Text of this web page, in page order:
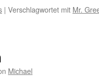
| Verschlagwortet mit Mr.
Michael